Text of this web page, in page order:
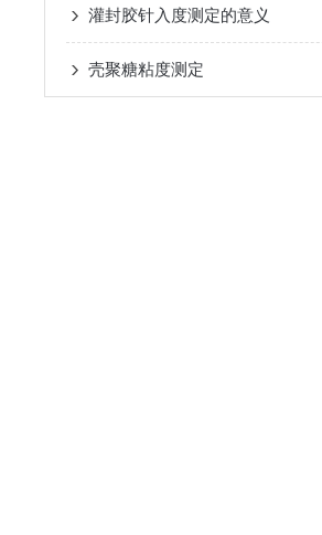
灌封胶针入度测定的意义
壳聚糖粘度测定